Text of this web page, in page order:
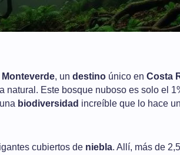
Monteverde, un destino único en Costa
natural. Este bosque nuboso es solo el
biodiversidad increíble que lo hace
cubiertos de niebla. Allí, más de